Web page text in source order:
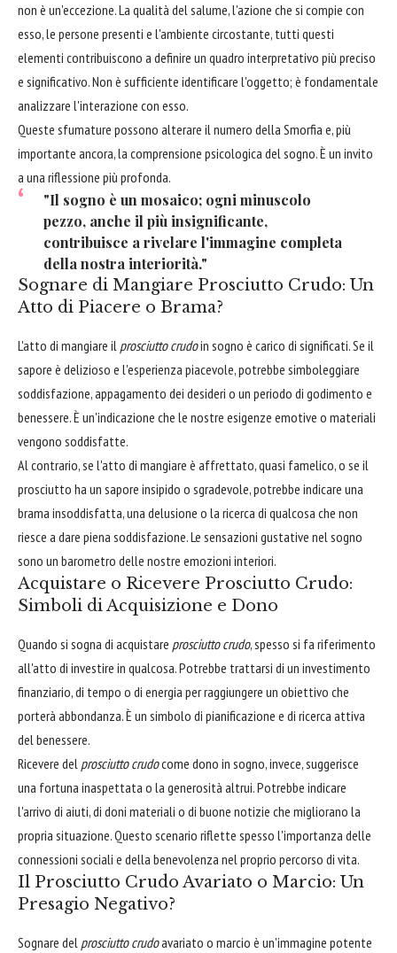
non è un'eccezione. La qualità del salume, l'azione che si compie con
esso, le persone presenti e l'ambiente circostante, tutti questi
elementi contribuiscono a definire un quadro interpretativo più preciso
e significativo. Non è sufficiente identificare l'oggetto; è fondamentale
analizzare l'interazione con esso.
Queste sfumature possono alterare il numero della Smorfia e, più
importante ancora, la comprensione psicologica del sogno. È un invito
a una riflessione più profonda.
"Il sogno è un mosaico; ogni minuscolo
pezzo, anche il più insignificante,
contribuisce a rivelare l'immagine completa
della nostra interiorità."
Sognare di Mangiare Prosciutto Crudo: Un
Atto di Piacere o Brama?
L'atto di mangiare il prosciutto crudoin sogno è carico di significati. Se il
sapore è delizioso e l'esperienza piacevole, potrebbe simboleggiare
soddisfazione, appagamento dei desideri o un periodo di godimento e
benessere. È un'indicazione che le nostre esigenze emotive o materiali
vengono soddisfatte.
Al contrario, se l'atto di mangiare è affrettato, quasi famelico, o se il
prosciutto ha un sapore insipido o sgradevole, potrebbe indicare una
brama insoddisfatta, una delusione o la ricerca di qualcosa che non
riesce a dare piena soddisfazione. Le sensazioni gustative nel sogno
sono un barometro delle nostre emozioni interiori.
Acquistare o Ricevere Prosciutto Crudo:
Simboli di Acquisizione e Dono
Quando si sogna di acquistare prosciutto crudo, spesso si fa riferimento
all'atto di investire in qualcosa. Potrebbe trattarsi di un investimento
finanziario, di tempo o di energia per raggiungere un obiettivo che
porterà abbondanza. È un simbolo di pianificazione e di ricerca attiva
del benessere.
Ricevere del prosciutto crudocome dono in sogno, invece, suggerisce
una fortuna inaspettata o la generosità altrui. Potrebbe indicare
l'arrivo di aiuti, di doni materiali o di buone notizie che migliorano la
propria situazione. Questo scenario riflette spesso l'importanza delle
connessioni sociali e della benevolenza nel proprio percorso di vita.
Il Prosciutto Crudo Avariato o Marcio: Un
Presagio Negativo?
Sognare del prosciutto crudoavariato o marcio è un'immagine potente